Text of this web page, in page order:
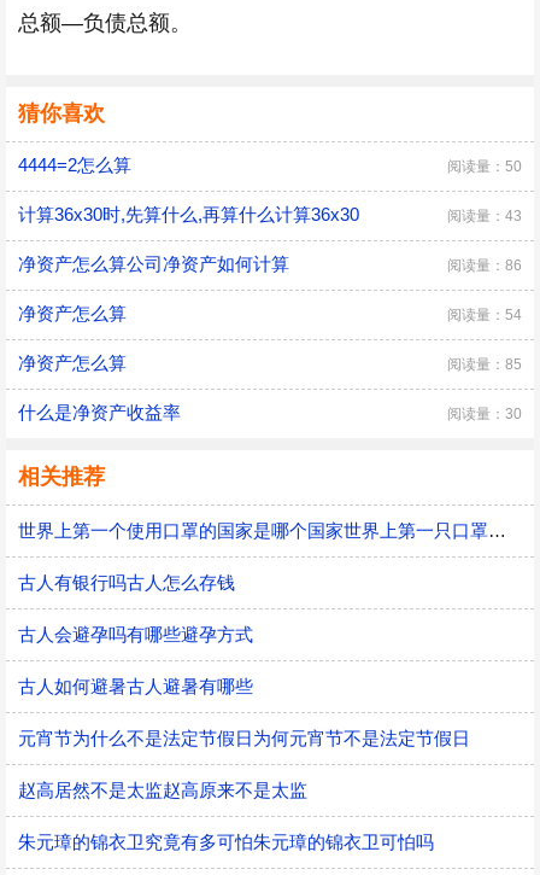
总额—负债总额。
猜你喜欢
4444=2怎么算 阅读量：50
计算36x30时,先算什么,再算什么计算36x30 阅读量：43
净资产怎么算公司净资产如何计算 阅读量：86
净资产怎么算 阅读量：54
净资产怎么算 阅读量：85
什么是净资产收益率 阅读量：30
相关推荐
世界上第一个使用口罩的国家是哪个国家世界上第一只口罩是谁发明的
古人有银行吗古人怎么存钱
古人会避孕吗有哪些避孕方式
古人如何避暑古人避暑有哪些
元宵节为什么不是法定节假日为何元宵节不是法定节假日
赵高居然不是太监赵高原来不是太监
朱元璋的锦衣卫究竟有多可怕朱元璋的锦衣卫可怕吗